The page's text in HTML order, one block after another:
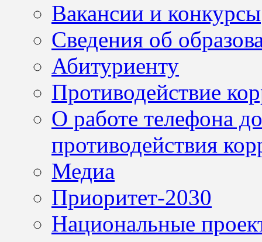
Вакансии и конкурсы
Сведения об
Абитуриенту
Противодействие
О работе телефона
противодействия
Медиа
Приоритет-2030
Национальные